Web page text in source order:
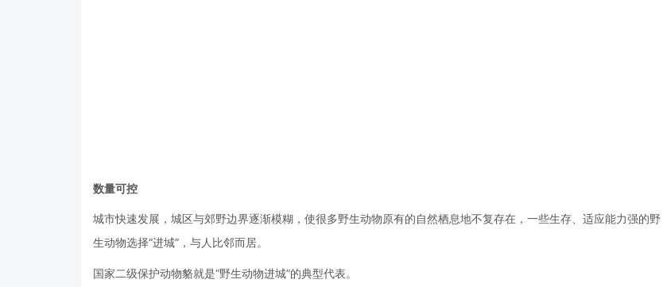
数量可控
城市快速发展，城区与郊野边界逐渐模糊，使很多野生动物原有的自然栖息地不复存在，一些生存、适应能力强的野
生动物选择“进城”，与人比邻而居。
国家二级保护动物貉就是“野生动物进城”的典型代表。